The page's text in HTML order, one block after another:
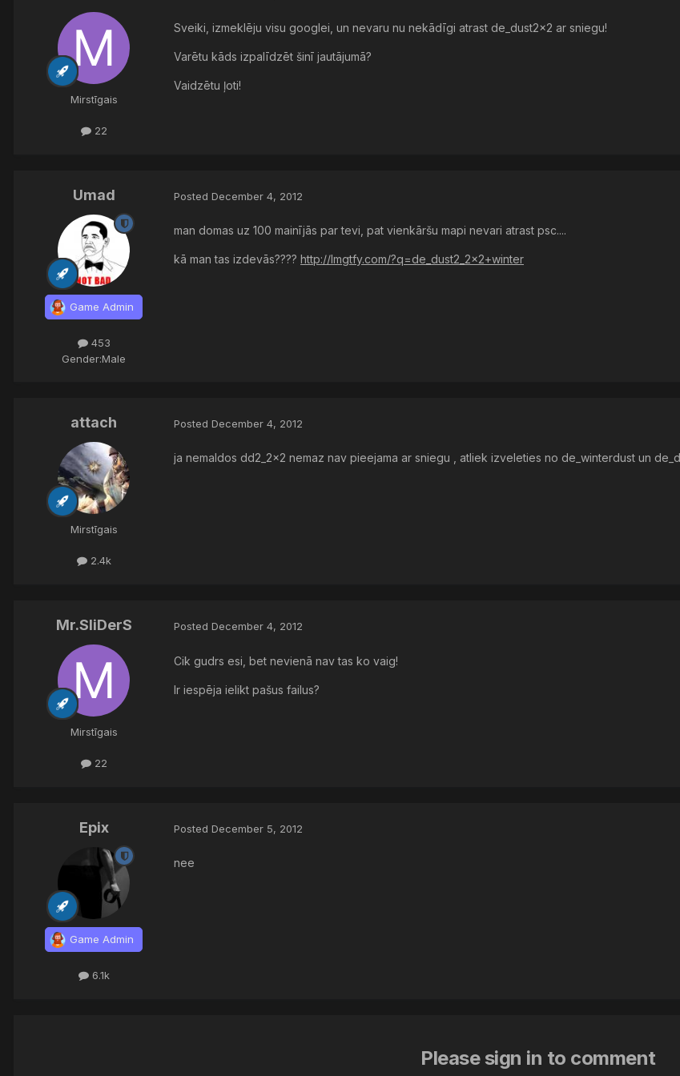
Mirstīgais
22
Sveiki, izmeklēju visu googlei, un nevaru nu nekādīgi atrast de_dust2x2 ar sniegu!
Varētu kāds izpalīdzēt šinī jautājumā?
Vaidzētu ļoti!
Umad
Game Admin
453
Gender:Male
Posted December 4, 2012
man domas uz 100 mainījās par tevi, pat vienkāršu mapi nevari atrast psc....
kā man tas izdevās???? http://lmgtfy.com/?q=de_dust2_2x2+winter
attach
Mirstīgais
2.4k
Posted December 4, 2012
ja nemaldos dd2_2x2 nemaz nav pieejama ar sniegu , atliek izveleties no de_winterdust un
Mr.SliDerS
Mirstīgais
22
Posted December 4, 2012
Cik gudrs esi, bet nevienā nav tas ko vaig!
Ir iespēja ielikt pašus failus?
Epix
Game Admin
6.1k
Posted December 5, 2012
nee
Please sign in to comment